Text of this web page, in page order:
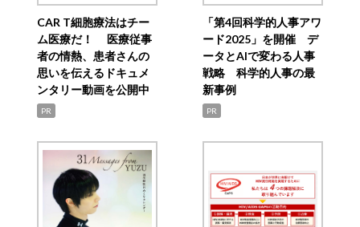
CAR T細胞療法はチー
ム医療だ！ 医療従事
者の情熱、患者さんの
思いを伝えるドキュメ
ンタリー動画を公開中
PR
「第4回科学的人事アワ
ード2025」を開催 デ
ータとAIで変わる人事
戦略 科学的人事の最
新事例
PR